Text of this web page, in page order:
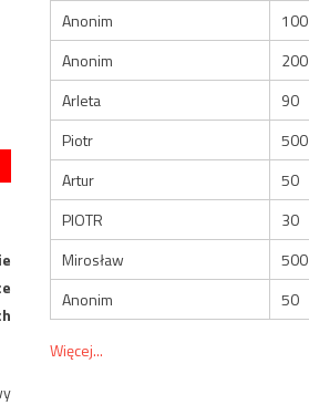
Anonim
100
Anonim
200
Arleta
90
Piotr
500
Artur
50
PIOTR
30
Mirosław
500
Anonim
50
Więcej...